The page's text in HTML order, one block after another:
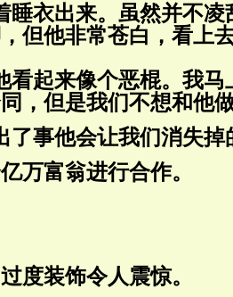
睡衣出来。虽然并不凌
但他非常苍白，看上
看起来像个恶棍。我
，但是我们不想和他
了事他会让我们消失掉
万富翁进行合作。
度装饰令人震惊。